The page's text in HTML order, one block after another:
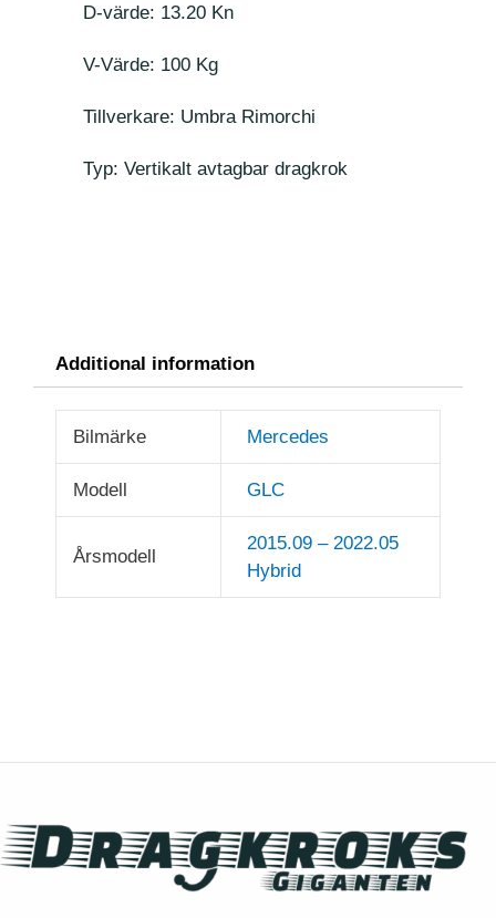
D-värde: 13.20 Kn
V-Värde: 100 Kg
Tillverkare: Umbra Rimorchi
Typ: Vertikalt avtagbar dragkrok
Additional information
Bilmärke Mercedes
Modell GLC
Årsmodell
2015.09 – 2022.05
Hybrid